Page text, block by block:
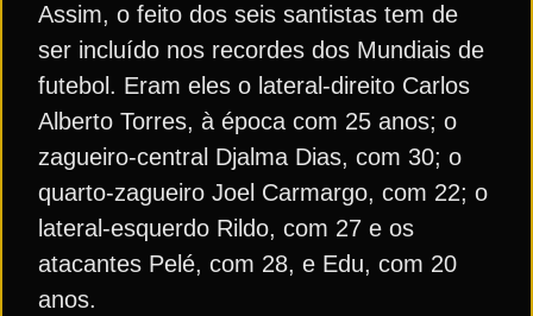
Assim, o feito dos seis santistas tem de
ser incluído nos recordes dos Mundiais de
futebol. Eram eles o lateral-direito Carlos
Alberto Torres, à época com 25 anos; o
zagueiro-central Djalma Dias, com 30; o
quarto-zagueiro Joel Carmargo, com 22; o
lateral-esquerdo Rildo, com 27 e os
atacantes Pelé, com 28, e Edu, com 20
anos.